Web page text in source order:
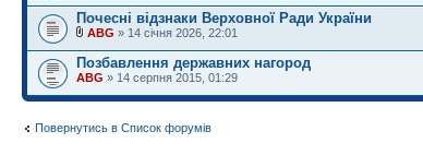
Почесні відзнаки Верховної Ради України
ABG » 14 січня 2026, 22:01
Позбавлення державних нагород
ABG » 14 серпня 2015, 01:29
Повернутись в Список форумів